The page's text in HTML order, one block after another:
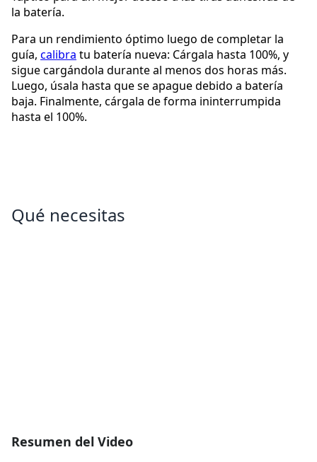
la batería.
Para un rendimiento óptimo luego de completar la
guía, calibra tu batería nueva: Cárgala hasta 100%, y
sigue cargándola durante al menos dos horas más.
Luego, úsala hasta que se apague debido a batería
baja. Finalmente, cárgala de forma ininterrumpida
hasta el 100%.
Qué necesitas
Resumen del Video